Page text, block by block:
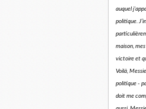
auquel
politique.
maison,
victoire et
Voilà,
politique -
doit me